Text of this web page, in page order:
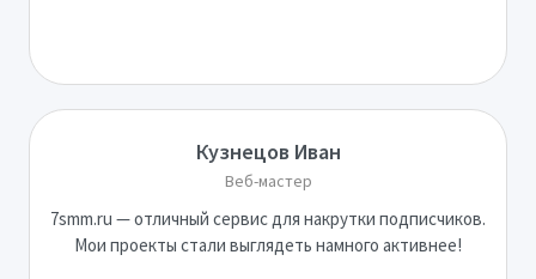
Кузнецов Иван
Веб-мастер
7smm.ru — отличный сервис для накрутки подписчиков.
Мои проекты стали выглядеть намного активнее!